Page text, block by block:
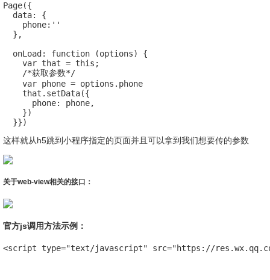
Page({
data: {
phone:''
},
onLoad: function (options) {
var that = this;
/*获取参数*/
var phone = options.phone
that.setData({
phone: phone,
})
}})
这样就从h5跳到小程序指定的页面并且可以拿到我们想要传的参数
关于web-view相关的接口：
官方js调用方法示例：
<script type="text/javascript" src="https://